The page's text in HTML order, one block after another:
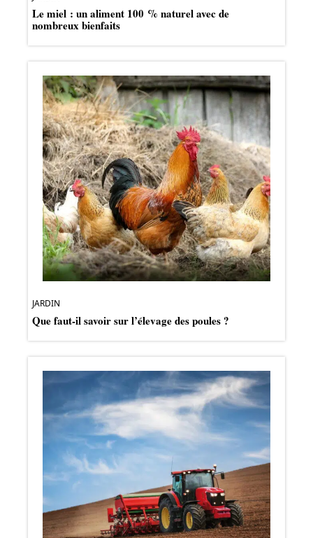
Le miel : un aliment 100 % naturel avec de
nombreux bienfaits
JARDIN
Que faut-il savoir sur l’élevage des poules ?